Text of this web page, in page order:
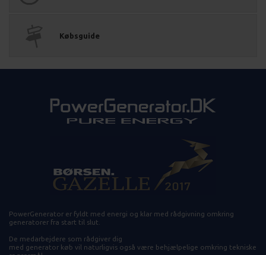
Købsguide
PowerGenerator er fyldt med energi og klar med rådgivning omkring
generatorer fra start til slut.
De medarbejdere som rådgiver dig
med generator køb vil naturligvis også være behjælpelige omkring tekniske